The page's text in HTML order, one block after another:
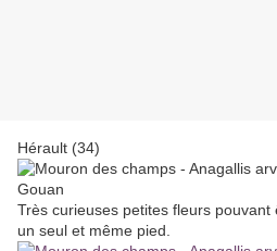
Hérault (34)
Très curieuses petites fleurs
un seul et même pied.